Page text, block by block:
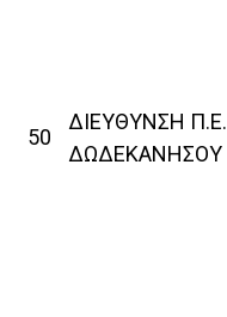
50
ΔΙΕΥΘΥΝΣΗ Π.Ε.
ΔΩΔΕΚΑΝΗΣΟΥ